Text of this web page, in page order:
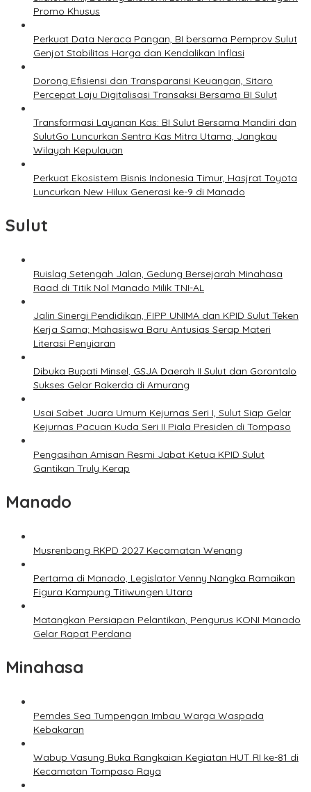
Promo Khusus
Perkuat Data Neraca Pangan, BI bersama Pemprov Sulut
Genjot Stabilitas Harga dan Kendalikan Inflasi
Dorong Efisiensi dan Transparansi Keuangan, Sitaro
Percepat Laju Digitalisasi Transaksi Bersama BI Sulut
Transformasi Layanan Kas: BI Sulut Bersama Mandiri dan
SulutGo Luncurkan Sentra Kas Mitra Utama, Jangkau
Wilayah Kepulauan
Perkuat Ekosistem Bisnis Indonesia Timur, Hasjrat Toyota
Luncurkan New Hilux Generasi ke-9 di Manado
Sulut
Ruislag Setengah Jalan, Gedung Bersejarah Minahasa
Raad di Titik Nol Manado Milik TNI-AL
Jalin Sinergi Pendidikan, FIPP UNIMA dan KPID Sulut Teken
Kerja Sama; Mahasiswa Baru Antusias Serap Materi
Literasi Penyiaran
Dibuka Bupati Minsel, GSJA Daerah II Sulut dan Gorontalo
Sukses Gelar Rakerda di Amurang
Usai Sabet Juara Umum Kejurnas Seri I, Sulut Siap Gelar
Kejurnas Pacuan Kuda Seri II Piala Presiden di Tompaso
Pengasihan Amisan Resmi Jabat Ketua KPID Sulut
Gantikan Truly Kerap
Manado
Musrenbang RKPD 2027 Kecamatan Wenang
Pertama di Manado, Legislator Venny Nangka Ramaikan
Figura Kampung Titiwungen Utara
Matangkan Persiapan Pelantikan, Pengurus KONI Manado
Gelar Rapat Perdana
Minahasa
Pemdes Sea Tumpengan Imbau Warga Waspada
Kebakaran
Wabup Vasung Buka Rangkaian Kegiatan HUT RI ke-81 di
Kecamatan Tompaso Raya